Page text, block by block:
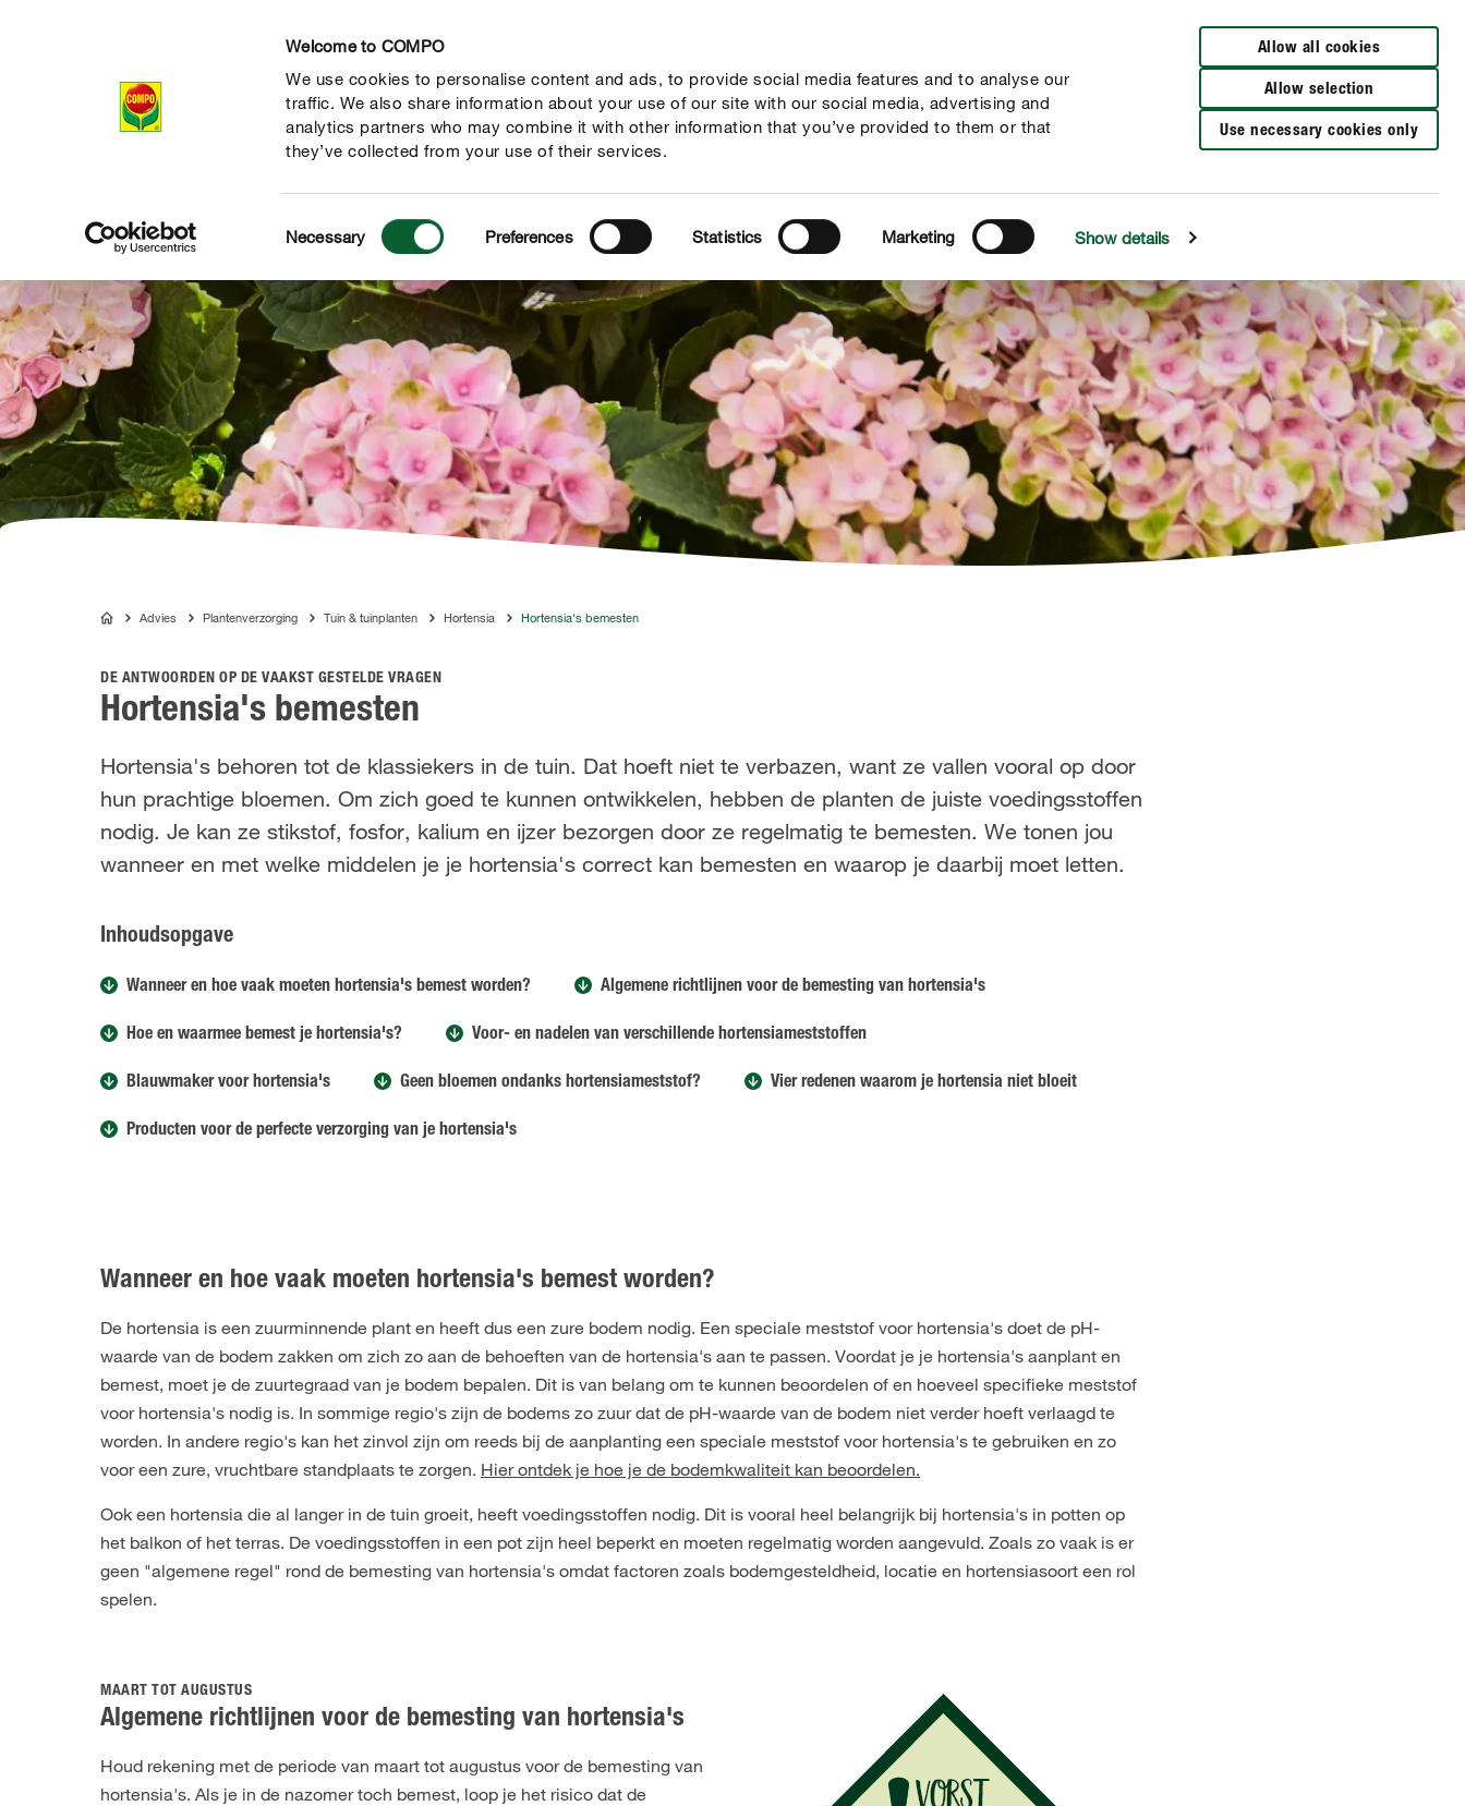
Welcome to COMPO
We use cookies to personalise content and ads, to provide social media features and to analyse our
traffic. We also share information about your use of our site with our social media, advertising and
analytics partners who may combine it with other information that you’ve provided to them or that
they’ve collected from your use of their services.
Selection
Necessary Preferences Statistics Marketing Show details
Allow all cookies
Allow selection
Use necessary cookies only
Verkooppunten
Producten Advies Thema's
natuur
Tot je dienst Onderneming
COMPOAdvies Plantenverzorging Tuin & tuinplanten Hortensia Hortensia's bemesten
DE ANTWOORDEN OP DE VAAKST GESTELDE VRAGEN
Hortensia's bemesten
Hortensia's behoren tot de klassiekers in de tuin. Dat hoeft niet te verbazen, want ze vallen vooral op door
hun prachtige bloemen. Om zich goed te kunnen ontwikkelen, hebben de planten de juiste voedingsstoffen
nodig. Je kan ze stikstof, fosfor, kalium en ijzer bezorgen door ze regelmatig te bemesten. We tonen jou
wanneer en met welke middelen je je hortensia's correct kan bemesten en waarop je daarbij moet letten.
Inhoudsopgave
Wanneer en hoe vaak moeten hortensia's bemest worden? Algemene richtlijnen voor de bemesting van hortensia's
Hoe en waarmee bemest je hortensia's? Voor- en nadelen van verschillende hortensiameststoffen
Blauwmaker voor hortensia's Geen bloemen ondanks hortensiameststof? Vier redenen waarom je hortensia niet bloeit
Producten voor de perfecte verzorging van je hortensia's
Wanneer en hoe vaak moeten hortensia's bemest worden?
De hortensia is een zuurminnende plant en heeft dus een zure bodem nodig. Een speciale meststof voor hortensia's doet de pH-
waarde van de bodem zakken om zich zo aan de behoeften van de hortensia's aan te passen. Voordat je je hortensia's aanplant en
bemest, moet je de zuurtegraad van je bodem bepalen. Dit is van belang om te kunnen beoordelen of en hoeveel specifieke meststof
voor hortensia's nodig is. In sommige regio's zijn de bodems zo zuur dat de pH-waarde van de bodem niet verder hoeft verlaagd te
worden. In andere regio's kan het zinvol zijn om reeds bij de aanplanting een speciale meststof voor hortensia's te gebruiken en zo
voor een zure, vruchtbare standplaats te zorgen. Hier ontdek je hoe je de bodemkwaliteit kan beoordelen.
Ook een hortensia die al langer in de tuin groeit, heeft voedingsstoffen nodig. Dit is vooral heel belangrijk bij hortensia's in potten op
het balkon of het terras. De voedingsstoffen in een pot zijn heel beperkt en moeten regelmatig worden aangevuld. Zoals zo vaak is er
geen "algemene regel" rond de bemesting van hortensia's omdat factoren zoals bodemgesteldheid, locatie en hortensiasoort een rol
spelen.
MAART TOT AUGUSTUS
Algemene richtlijnen voor de bemesting van hortensia's
Houd rekening met de periode van maart tot augustus voor de bemesting van
hortensia's. Als je in de nazomer toch bemest, loop je het risico dat de